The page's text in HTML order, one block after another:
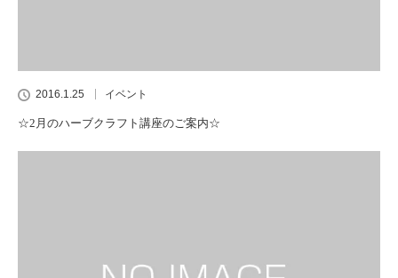
2016.1.25 イベント
☆2月のハーブクラフト講座のご案内☆